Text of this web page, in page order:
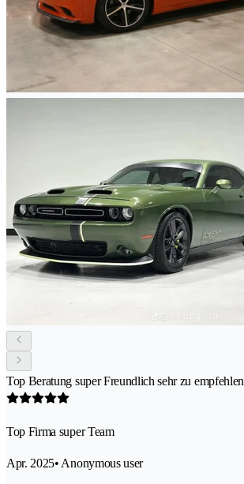
Top Beratung super Freundlich sehr zu empfehlen
Top Firma super Team
Apr. 2025• Anonymous user